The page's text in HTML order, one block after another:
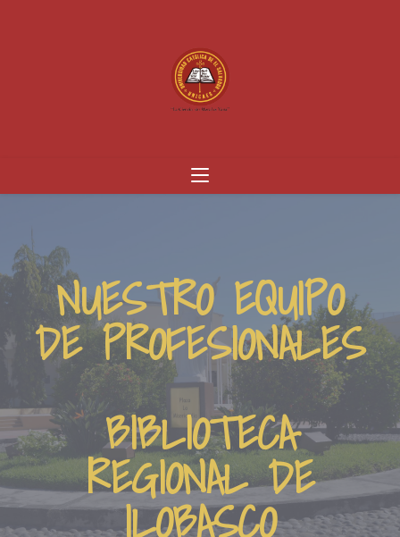
NUESTRO EQUIPO
DE PROFESIONALES
BIBLIOTECA
REGIONAL DE
ILOBASCO